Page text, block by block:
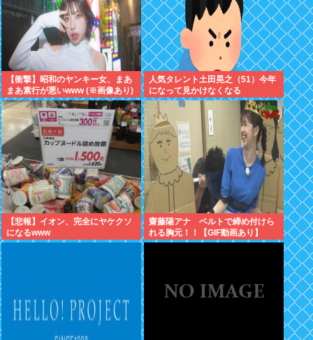
【衝撃】昭和のヤンキー女、まあ
まあ素行が悪いwww (※画像あり)
人気タレント土田晃之（51）今年
になって見かけなくなる
【悲報】イオン、完全にヤケクソ
になるwww
齋藤陽アナ ベルトで締め付けら
れる胸元！！【GIF動画あり】